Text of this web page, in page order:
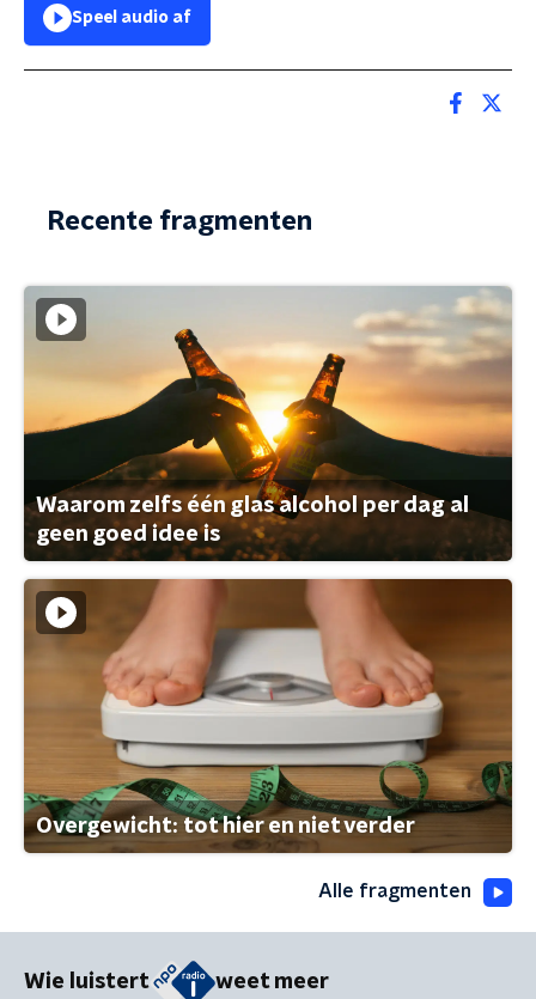
Speel audio af
Recente fragmenten
Waarom zelfs één glas alcohol per dag al
geen goed idee is
Overgewicht: tot hier en niet verder
Alle fragmenten
Wie luistert weet meer